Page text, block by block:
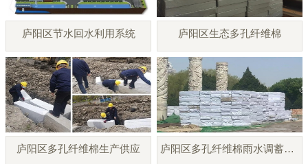
庐阳区节水回水利用系统 庐阳区生态多孔纤维棉
庐阳区多孔纤维棉生产供应 庐阳区多孔纤维棉雨水调蓄模块